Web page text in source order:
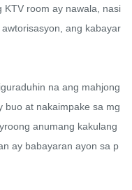
room ay nawala, nasi
ang kabayar
na ang mahjong
buo at nakaimpake sa mg
anumang kakulang
ay babayaran ayon sa p